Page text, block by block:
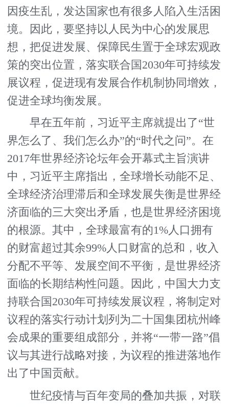
因疫生乱，发达国家也有很多人陷入生活困
境。因此，要坚持以人民为中心的发展思
想，把促进发展、保障民生置于全球宏观政
策的突出位置，落实联合国2030年可持续发
展议程，促进现有发展合作机制协同增效，
促进全球均衡发展。
早在五年前，习近平主席就提出了“世
界怎么了、我们怎么办”的“时代之问”。在
2017年世界经济论坛年会开幕式主旨演讲
中，习近平主席指出，全球增长动能不足、
全球经济治理滞后和全球发展失衡是世界经
济面临的三大突出矛盾，也是世界经济困境
的根源。其中，全球最富有的1%人口拥有
的财富超过其余99%人口财富的总和，收入
分配不平等、发展空间不平衡，是世界经济
面临的长期结构性问题。因此，中国大力支
持联合国2030年可持续发展议程，将制定对
议程的落实行动计划列为二十国集团杭州峰
会成果的重要组成部分，并将“一带一路”倡
议与其进行战略对接，为议程的推进落地作
出了中国贡献。
世纪疫情与百年变局的叠加共振，对联